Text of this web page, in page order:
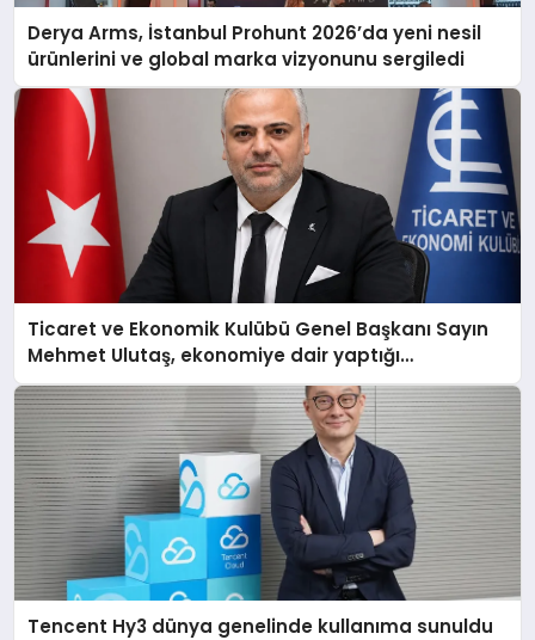
Derya Arms, İstanbul Prohunt 2026’da yeni nesil
ürünlerini ve global marka vizyonunu sergiledi
Ticaret ve Ekonomik Kulübü Genel Başkanı Sayın
Mehmet Ulutaş, ekonomiye dair yaptığı
açıklamada şunları kaydetti:
Tencent Hy3 dünya genelinde kullanıma sunuldu